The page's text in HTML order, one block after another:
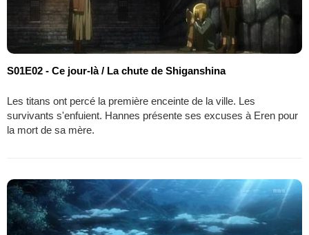
S01E02 - Ce jour-là / La chute de Shiganshina
Les titans ont percé la première enceinte de la ville. Les
survivants s'enfuient. Hannes présente ses excuses à Eren pour
la mort de sa mère.